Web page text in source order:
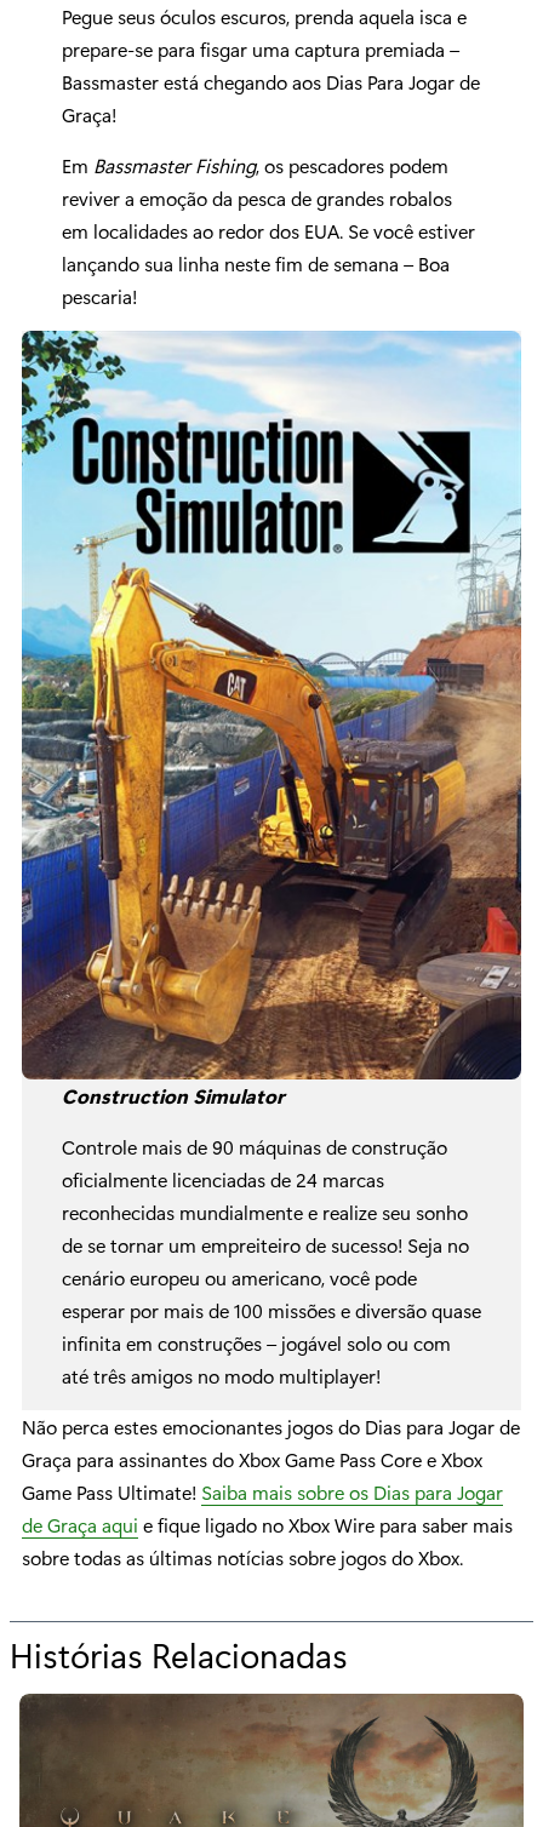
Pegue seus óculos escuros, prenda aquela isca e
prepare-se para fisgar uma captura premiada –
Bassmaster está chegando aos Dias Para Jogar de
Graça!
Em Bassmaster Fishing, os pescadores podem
reviver a emoção da pesca de grandes robalos
em localidades ao redor dos EUA. Se você estiver
lançando sua linha neste fim de semana – Boa
pescaria!
Construction Simulator
Controle mais de 90 máquinas de construção
oficialmente licenciadas de 24 marcas
reconhecidas mundialmente e realize seu sonho
de se tornar um empreiteiro de sucesso! Seja no
cenário europeu ou americano, você pode
esperar por mais de 100 missões e diversão quase
infinita em construções – jogável solo ou com
até três amigos no modo multiplayer!
Não perca estes emocionantes jogos do Dias para Jogar de
Graça para assinantes do Xbox Game Pass Core e Xbox
Game Pass Ultimate! Saiba mais sobre os Dias para Jogar
de Graça aqui e fique ligado no Xbox Wire para saber mais
sobre todas as últimas notícias sobre jogos do Xbox.
Histórias Relacionadas
a
r
a